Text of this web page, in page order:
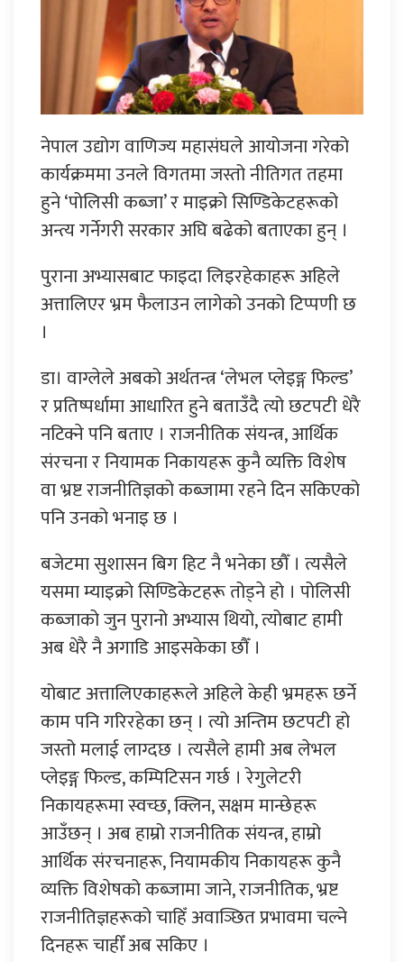
नेपाल उद्योग वाणिज्य महासंघले आयोजना गरेको
कार्यक्रममा उनले विगतमा जस्तो नीतिगत तहमा
हुने ‘पोलिसी कब्जा’ र माइक्रो सिण्डिकेटहरूको
अन्त्य गर्नेगरी सरकार अघि बढेको बताएका हुन् ।
पुराना अभ्यासबाट फाइदा लिइरहेकाहरू अहिले
अत्तालिएर भ्रम फैलाउन लागेको उनको टिप्पणी छ
।
डा। वाग्लेले अबको अर्थतन्त्र ‘लेभल प्लेइङ्ग फिल्ड’
र प्रतिष्पर्धामा आधारित हुने बताउँदै त्यो छटपटी धेरै
नटिक्ने पनि बताए । राजनीतिक संयन्त्र, आर्थिक
संरचना र नियामक निकायहरू कुनै व्यक्ति विशेष
वा भ्रष्ट राजनीतिज्ञको कब्जामा रहने दिन सकिएको
पनि उनको भनाइ छ ।
बजेटमा सुशासन बिग हिट नै भनेका छौँ । त्यसैले
यसमा म्याइक्रो सिण्डिकेटहरू तोड्ने हो । पोलिसी
कब्जाको जुन पुरानो अभ्यास थियो, त्योबाट हामी
अब धेरै नै अगाडि आइसकेका छौँ ।
योबाट अत्तालिएकाहरूले अहिले केही भ्रमहरू छर्ने
काम पनि गरिरहेका छन् । त्यो अन्तिम छटपटी हो
जस्तो मलाई लाग्दछ । त्यसैले हामी अब लेभल
प्लेइङ्ग फिल्ड, कम्पिटिसन गर्छ । रेगुलेटरी
निकायहरूमा स्वच्छ, क्लिन, सक्षम मान्छेहरू
आउँछन् । अब हाम्रो राजनीतिक संयन्त्र, हाम्रो
आर्थिक संरचनाहरू, नियामकीय निकायहरू कुनै
व्यक्ति विशेषको कब्जामा जाने, राजनीतिक, भ्रष्ट
राजनीतिज्ञहरूको चाहिँ अवाञ्छित प्रभावमा चल्ने
दिनहरू चाहीँ अब सकिए ।